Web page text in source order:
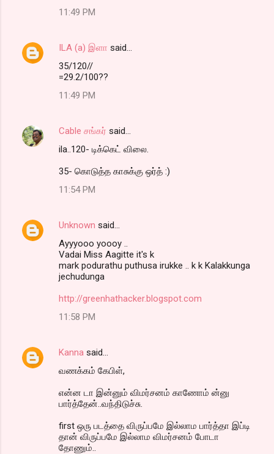
s
11:49 PM
ILA (a) இளா said…
35/120//
=29.2/100??
11:49 PM
Cable சங்கர் said…
ila..120- டிக்கெட் விலை.
35- கொடுத்த காசுக்கு ஒர்த் :)
11:54 PM
Unknown said…
Ayyyooo yoooy ..
Vadai Miss Aagitte it's k
mark podurathu puthusa irukke .. k k Kalakkunga
jechudunga
http://greenhathacker.blogspot.com
11:58 PM
Kanna said…
வணக்கம் கேபிள்,
என்ன டா இன்னும் விமர்சனம் காணோம் ன்னு
பார்த்தேன்..வந்திடுச்சு.
first ஒரு படத்தை விருப்பமே இல்லாம பார்த்தா இப்டி
தான் விருப்பமே இல்லாம விமர்சனம் போடா
தோணும்..